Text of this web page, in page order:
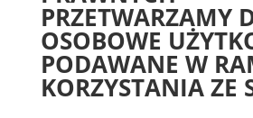
PRZETWARZAMY
OSOBOWE
PODAWANE W
KORZYSTANIA ZE